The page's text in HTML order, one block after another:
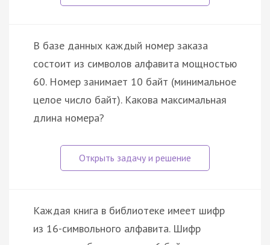
В базе данных каждый номер заказа
состоит из символов алфавита мощностью
60. Номер занимает 10 байт (минимальное
целое число байт). Какова максимальная
длина номера?
Каждая книга в библиотеке имеет шифр
из 16-символьного алфавита. Шифр